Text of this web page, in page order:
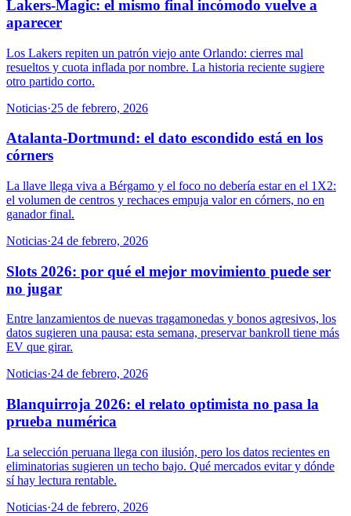
Lakers-Magic: el mismo final incómodo vuelve a
aparecer
Los Lakers repiten un patrón viejo ante Orlando: cierres mal
resueltos y cuota inflada por nombre. La historia reciente sugiere
otro partido corto.
Noticias·25 de febrero, 2026
Atalanta-Dortmund: el dato escondido está en los
córners
La llave llega viva a Bérgamo y el foco no debería estar en el 1X2:
el volumen de centros y rechaces empuja valor en córners, no en
ganador final.
Noticias·24 de febrero, 2026
Slots 2026: por qué el mejor movimiento puede ser
no jugar
Entre lanzamientos de nuevas tragamonedas y bonos agresivos, los
datos sugieren una pausa: esta semana, preservar bankroll tiene más
EV que girar.
Noticias·24 de febrero, 2026
Blanquirroja 2026: el relato optimista no pasa la
prueba numérica
La selección peruana llega con ilusión, pero los datos recientes en
eliminatorias sugieren un techo bajo. Qué mercados evitar y dónde
sí hay lectura rentable.
Noticias·24 de febrero, 2026